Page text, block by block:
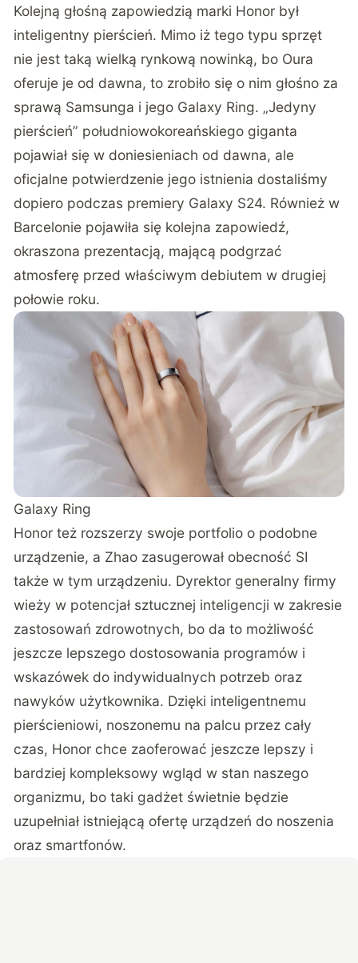
Kolejną głośną zapowiedzią marki Honor był
inteligentny pierścień. Mimo iż tego typu sprzęt
nie jest taką wielką rynkową nowinką, bo Oura
oferuje je od dawna, to zrobiło się o nim głośno za
sprawą Samsunga i jego Galaxy Ring. „Jedyny
pierścień” południowokoreańskiego giganta
pojawiał się w doniesieniach od dawna, ale
oficjalne potwierdzenie jego istnienia dostaliśmy
dopiero podczas premiery Galaxy S24. Również w
Barcelonie pojawiła się kolejna zapowiedź,
okraszona prezentacją, mającą podgrzać
atmosferę przed właściwym debiutem w drugiej
połowie roku.
Galaxy Ring
Honor też rozszerzy swoje portfolio o podobne
urządzenie, a Zhao zasugerował obecność SI
także w tym urządzeniu. Dyrektor generalny firmy
wieży w potencjał sztucznej inteligencji w zakresie
zastosowań zdrowotnych, bo da to możliwość
jeszcze lepszego dostosowania programów i
wskazówek do indywidualnych potrzeb oraz
nawyków użytkownika. Dzięki inteligentnemu
pierścieniowi, noszonemu na palcu przez cały
czas, Honor chce zaoferować jeszcze lepszy i
bardziej kompleksowy wgląd w stan naszego
organizmu, bo taki gadżet świetnie będzie
uzupełniał istniejącą ofertę urządzeń do noszenia
oraz smartfonów.